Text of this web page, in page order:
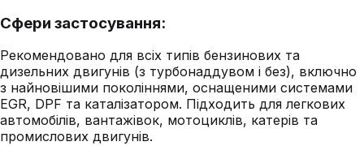
Сфери застосування:
Рекомендовано для всіх типів бензинових та
дизельних двигунів (з турбонаддувом і без), включно
з найновішими поколіннями, оснащеними системами
EGR, DPF та каталізатором. Підходить для легкових
автомобілів, вантажівок, мотоциклів, катерів та
промислових двигунів.